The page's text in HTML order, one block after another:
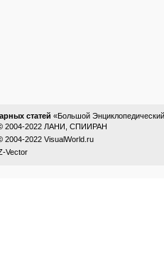
статей «Большой
2004-2022 ЛАНИ, СПИИРАН
2004-2022 VisualWorld.ru
Vector